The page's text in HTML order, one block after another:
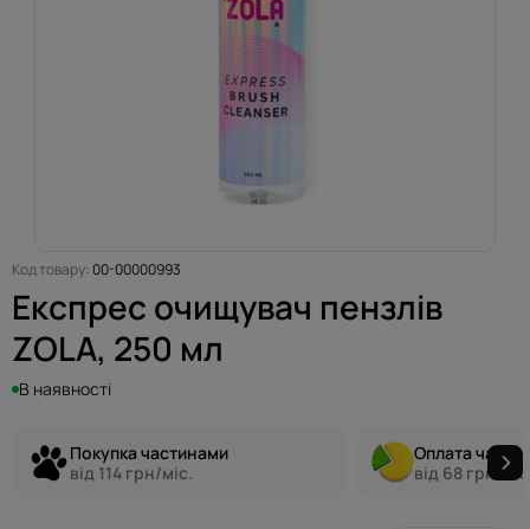
Код товару: 00-00000993
Експрес очищувач пензлів
ZOLA, 250 мл
В наявності
Покупка частинами
від 114 грн/міс.
Оплата
від 68 грн/